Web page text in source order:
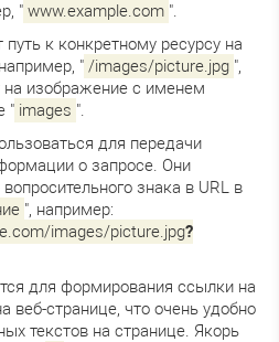
" www.example.com ".
к конкретному ресурсу на
" /images/picture.jpg ",
на изображение с именем
" images ".
для передачи
о запросе. Они
знака в URL в
", например:
images/picture.jpg?
для формирования ссылки на
веб-странице, что очень удобно
текстов на странице. Якорь